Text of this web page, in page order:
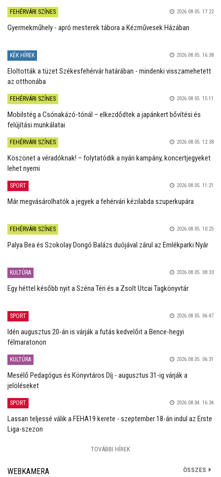
FEHÉRVÁRI SZÍNES 2026.08.05. 17:22
Gyermekműhely - apró mesterek tábora a Kézművesek Házában
KÉK HÍREK 2026.08.05. 16:38
Eloltották a tüzet Székesfehérvár határában - mindenki visszamehetett
az otthonába
FEHÉRVÁRI SZÍNES 2026.08.05. 15:11
Mobilstég a Csónakázó-tónál – elkezdődtek a japánkert bővítési és
felújítási munkálatai
FEHÉRVÁRI SZÍNES 2026.08.05. 12:38
Köszönet a véradóknak! – folytatódik a nyári kampány, koncertjegyeket
lehet nyerni
SPORT 2026.08.05. 11:21
Már megvásárolhatók a jegyek a fehérvári kézilabda szuperkupára
FEHÉRVÁRI SZÍNES 2026.08.05. 10:25
Palya Bea és Szokolay Dongó Balázs duójával zárul az Emlékparki Nyár
KULTÚRA 2026.08.05. 08:33
Egy héttel később nyit a Széna Téri és a Zsolt Utcai Tagkönyvtár
SPORT 2026.08.05. 06:47
Idén augusztus 20-án is várják a futás kedvelőit a Bence-hegyi
félmaratonon
KULTÚRA 2026.08.05. 06:31
Mesélő Pedagógus és Könyvtáros Díj - augusztus 31-ig várják a
jelöléseket
SPORT 2026.08.04. 16:34
Lassan teljessé válik a FEHA19 kerete - szeptember 18-án indul az Erste
Liga-szezon
TOVÁBBI HÍREK
WEBKAMERA ÖSSZES